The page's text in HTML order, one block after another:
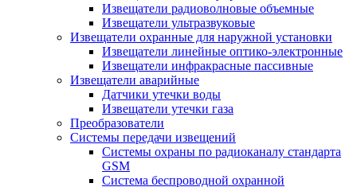
Извещатели радиоволновые объемные
Извещатели ультразвуковые
Извещатели охранные для наружной установки
Извещатели линейные оптико-электронные
Извещатели инфракрасные пассивные
Извещатели аварийные
Датчики утечки воды
Извещатели утечки газа
Преобразователи
Системы передачи извещений
Системы охраны по радиоканалу стандарта
GSM
Система беспроводной охранной